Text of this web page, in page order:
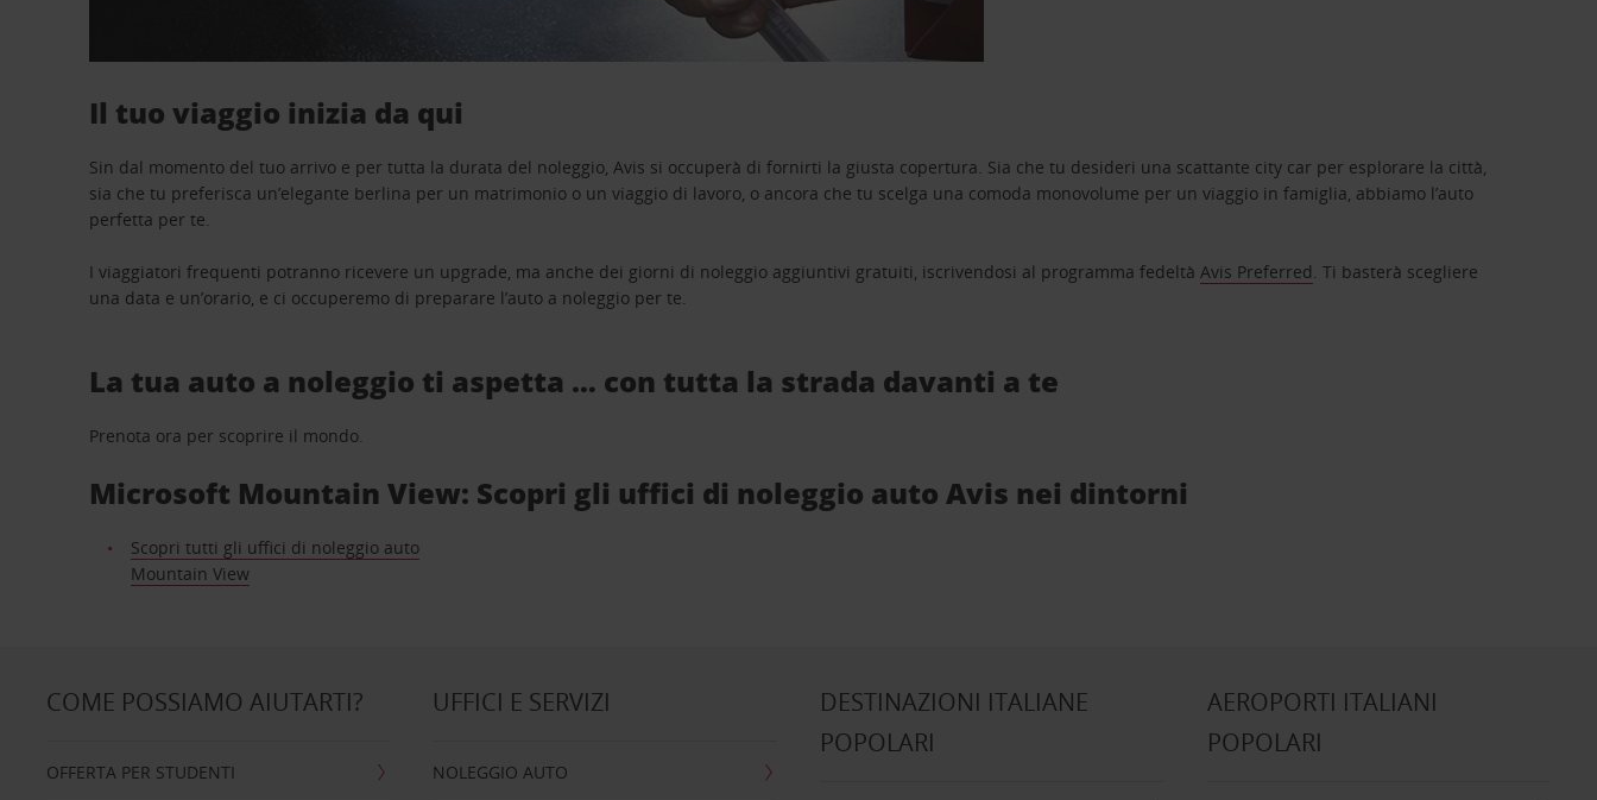
Il tuo viaggio inizia da qui
Sin dal momento del tuo arrivo e per tutta la durata del noleggio, Avis si occuperà di fornirti la giusta copertura. Sia che tu desideri una scattante city car per esplorare la città,
sia che tu preferisca un’elegante berlina per un matrimonio o un viaggio di lavoro, o ancora che tu scelga una comoda monovolume per un viaggio in famiglia, abbiamo l’auto
perfetta per te.
I viaggiatori frequenti potranno ricevere un upgrade, ma anche dei giorni di noleggio aggiuntivi gratuiti, iscrivendosi al programma fedeltàAvis Preferred. Ti basterà scegliere
una data e un’orario, e ci occuperemo di preparare l’auto a noleggio per te.
La tua auto a noleggio ti aspetta … con tutta la strada davanti a te
Prenota ora per scoprire il mondo.
Microsoft Mountain View: Scopri gli uffici di noleggio auto Avis nei dintorni
Scopri tutti gli uffici di noleggio auto
Mountain View
COME POSSIAMO AIUTARTI?
OFFERTA PER STUDENTI
UFFICI E SERVIZI
NOLEGGIO AUTO
DESTINAZIONI ITALIANE
POPOLARI
AEROPORTI ITALIANI
POPOLARI